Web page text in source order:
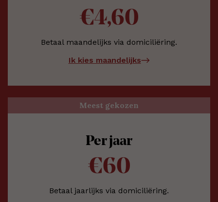
€4,60
Betaal maandelijks via domiciliëring.
Ik kies maandelijks
Meest gekozen
Per jaar
€60
Betaal jaarlijks via domiciliëring.